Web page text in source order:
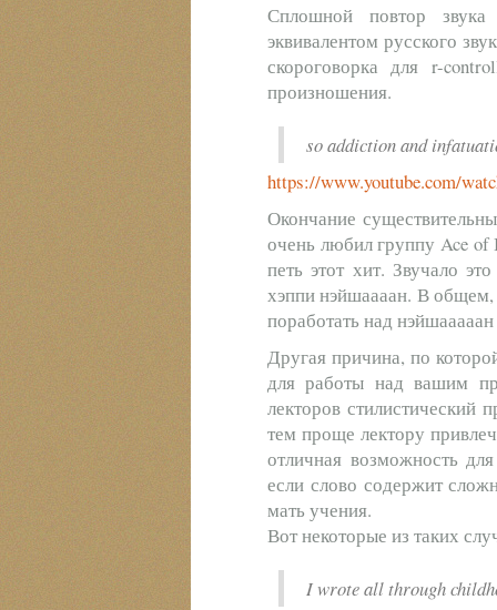
Сплошной повтор
эквивалентом русского
скороговорка для r-
произношения.
so addiction and
https://www.youtube.com/
Окончание
очень любил группу Ace
петь этот хит. Звучало
хэппи нэйшаааан. В
поработать над
Другая причина, по
для работы над вашим
лекторов стилистический
тем проще лектору
отличная возможность
если слово содержит
мать учения.
Вот некоторые из таких
I wrote all through